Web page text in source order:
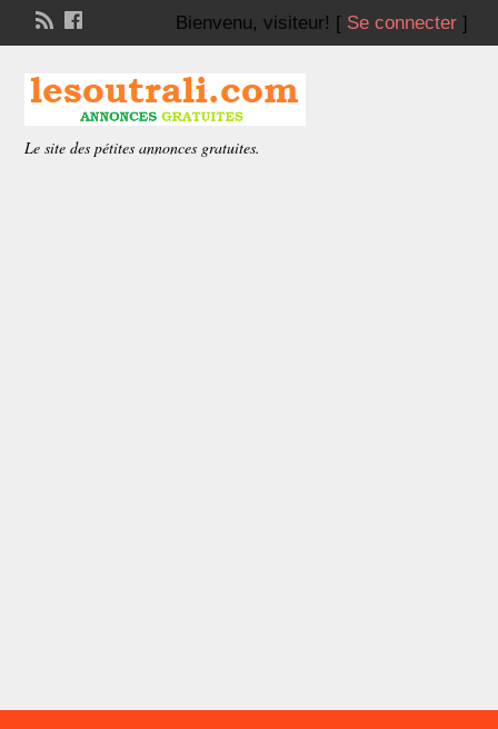
Bienvenu, visiteur! [ Se connecter]
Le site des pétites annonces gratuites.